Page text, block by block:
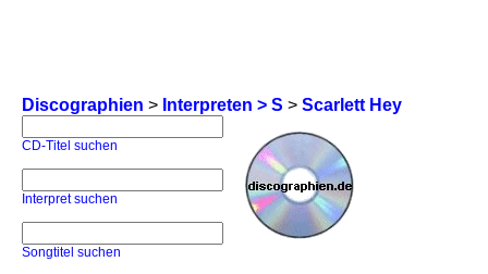
Discographien > Interpreten > S > Scarlett Hey
CD-Titel suchen
Interpret suchen
Songtitel suchen